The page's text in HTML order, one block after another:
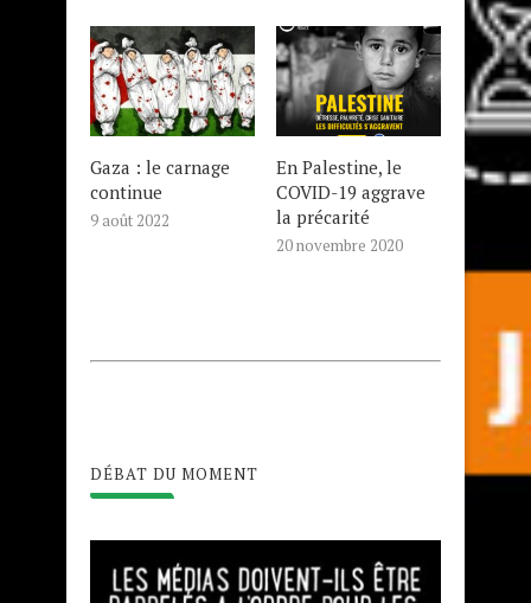
Gaza : le carnage
continue
9 août 2022
En Palestine, le
COVID-19 aggrave
la précarité
20 novembre 2020
DÉBAT DU MOMENT